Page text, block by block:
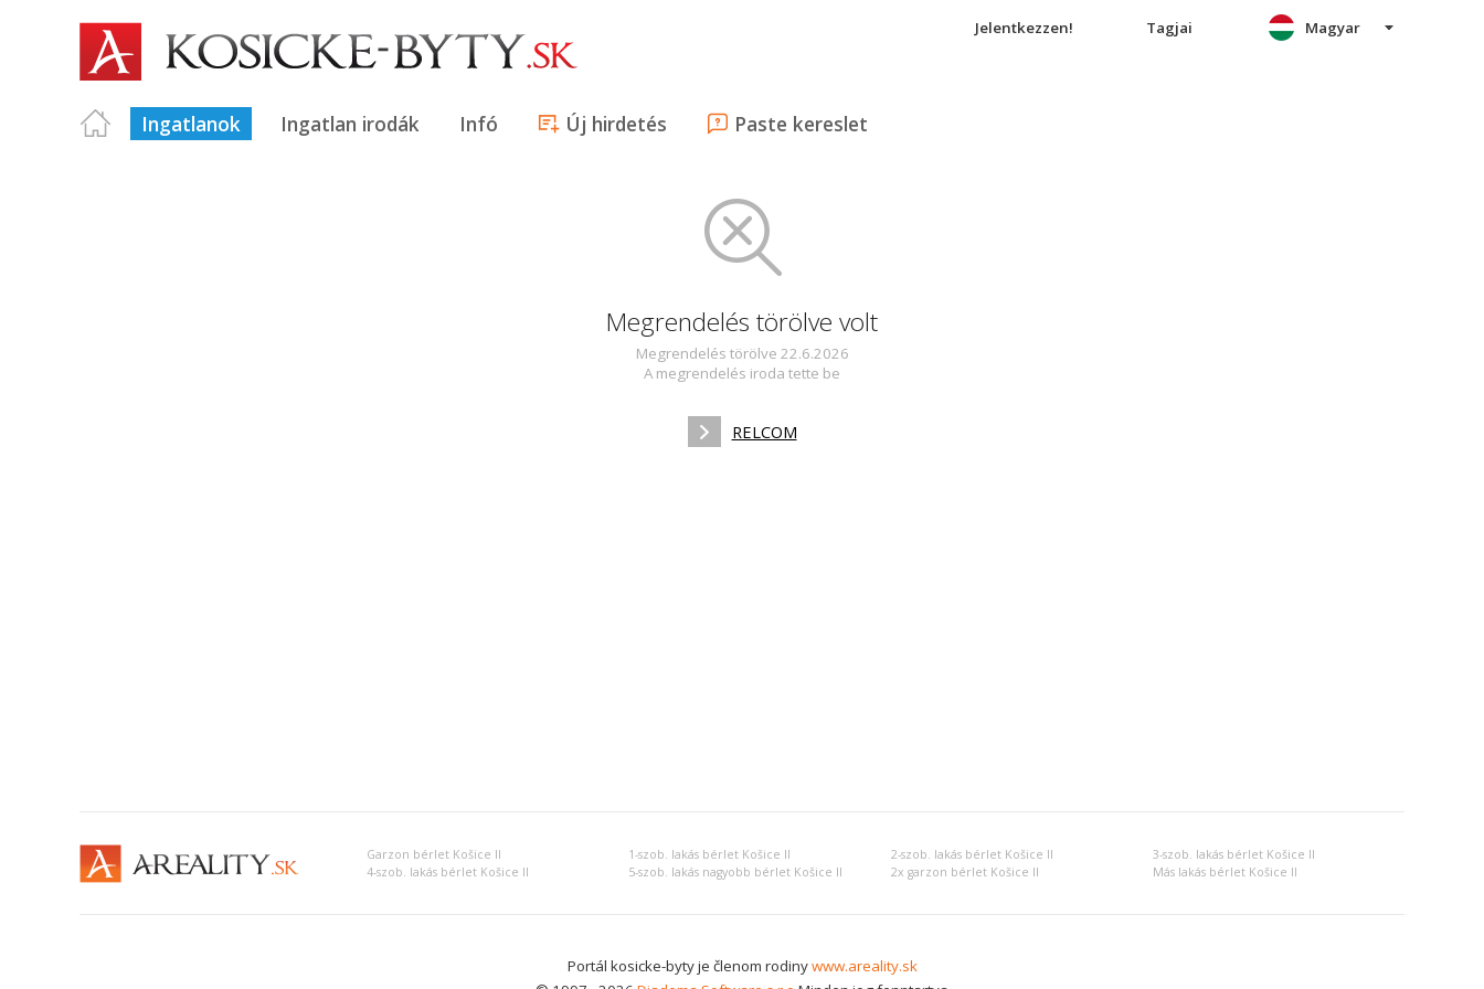
Jelentkezzen! Tagjai
Ingatlanok Ingatlan irodák Infó Új hirdetés Paste kereslet
Magyar
Megrendelés törölve volt
Megrendelés törölve 22.6.2026
A megrendelés iroda tette be
RELCOM
Garzon bérlet Košice II 1-szob. lakás bérlet Košice II 2-szob. lakás bérlet Košice II
3-szob. lakás bérlet Košice II
4-szob. lakás bérlet Košice II
5-szob. lakás nagyobb bérlet Košice II 2x garzon bérlet Košice II Más lakás bérlet Košice II
Portál kosicke-byty je členom rodinywww.areality.sk